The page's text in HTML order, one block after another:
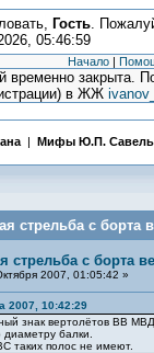
Гость.
05:46:59
Начало |
временно закрыта.
в ЖЖ
| Мифы Ю.П.
стрельба с борта
стрельба с борта
2007, 01:05:42 »
2007, 10:42:29
знак вертолётов ВВ
балки.
таких полос не имеют.